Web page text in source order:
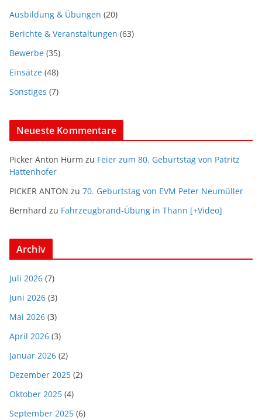
Ausbildung & Übungen (20)
Berichte & Veranstaltungen (63)
Bewerbe (35)
Einsätze (48)
Sonstiges (7)
Neueste Kommentare
Picker Anton Hürm zu Feier zum 80. Geburtstag von Patritz
Hattenhofer
PICKER ANTON zu 70. Geburtstag von EVM Peter Neumüller
Bernhard zu Fahrzeugbrand-Übung in Thann [+Video]
Archiv
Juli 2026 (7)
Juni 2026 (3)
Mai 2026 (3)
April 2026 (3)
Januar 2026 (2)
Dezember 2025 (2)
Oktober 2025 (4)
September 2025 (6)